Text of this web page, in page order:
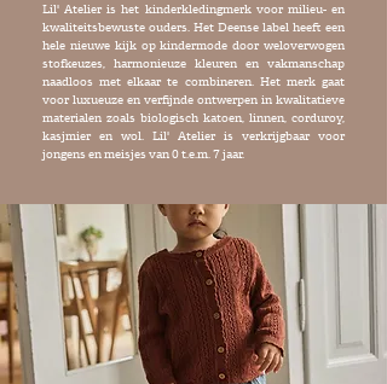
Lil' Atelier is het kinderkledingmerk voor milieu- en
kwaliteitsbewuste ouders. Het Deense label heeft een
hele nieuwe kijk op kindermode door weloverwogen
stofkeuzes, harmonieuze kleuren en vakmanschap
naadloos met elkaar te combineren. Het merk gaat
voor luxueuze en verfijnde ontwerpen in kwalitatieve
materialen zoals biologisch katoen, linnen, corduroy,
kasjmier en wol. Lil' Atelier is verkrijgbaar voor
jongens en meisjes van 0 t.e.m. 7 jaar.